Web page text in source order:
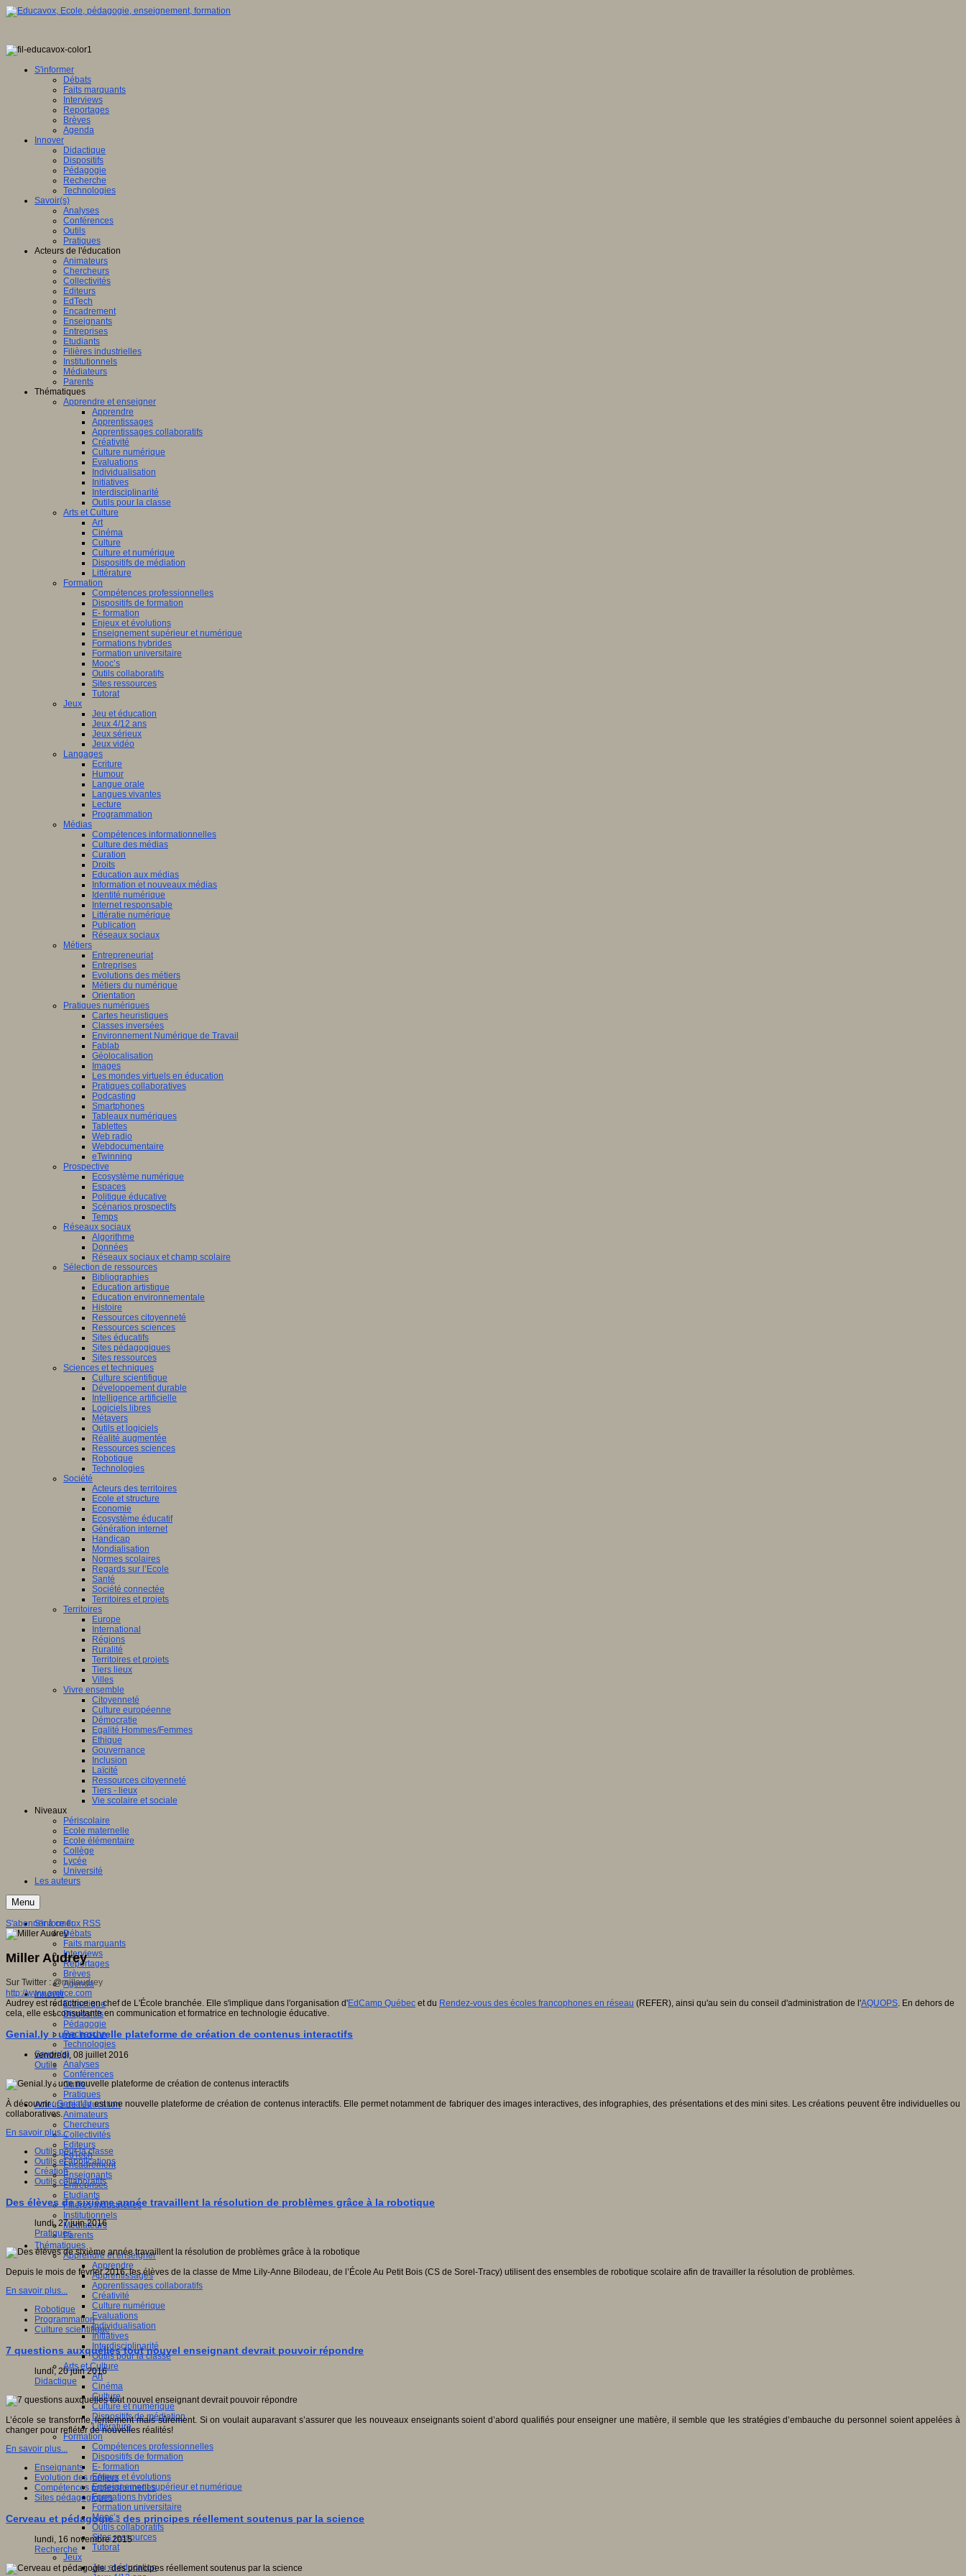
S'informer
Débats
Faits marquants
Interviews
Reportages
Brèves
Agenda
Innover
Didactique
Dispositifs
Pédagogie
Recherche
Technologies
Savoir(s)
Analyses
Conférences
Outils
Pratiques
Acteurs de l'éducation
Animateurs
Chercheurs
Collectivités
Editeurs
EdTech
Encadrement
Enseignants
Entreprises
Etudiants
Filières industrielles
Institutionnels
Médiateurs
Parents
Thématiques
Apprendre et enseigner
Apprendre
Apprentissages
Apprentissages collaboratifs
Créativité
Culture numérique
Evaluations
Individualisation
Initiatives
Interdisciplinarité
Outils pour la classe
Arts et Culture
Art
Cinéma
Culture
Culture et numérique
Dispositifs de médiation
Littérature
Formation
Compétences professionnelles
Dispositifs de formation
E- formation
Enjeux et évolutions
Enseignement supérieur et numérique
Formations hybrides
Formation universitaire
Mooc’s
Outils collaboratifs
Sites ressources
Tutorat
Jeux
Jeu et éducation
Jeux 4/12 ans
Jeux sérieux
Jeux vidéo
Langages
Ecriture
Humour
Langue orale
Langues vivantes
Lecture
Programmation
Médias
Compétences informationnelles
Culture des médias
Curation
Droits
Education aux médias
Information et nouveaux médias
Identité numérique
Internet responsable
Littératie numérique
Publication
Réseaux sociaux
Métiers
Entrepreneuriat
Entreprises
Evolutions des métiers
Métiers du numérique
Orientation
Pratiques numériques
Cartes heuristiques
Classes inversées
Environnement Numérique de Travail
Fablab
Géolocalisation
Images
Les mondes virtuels en éducation
Pratiques collaboratives
Podcasting
Smartphones
Tableaux numériques
Tablettes
Web radio
Webdocumentaire
eTwinning
Prospective
Ecosystème numérique
Espaces
Politique éducative
Scénarios prospectifs
Temps
Réseaux sociaux
Algorithme
Données
Réseaux sociaux et champ scolaire
Sélection de ressources
Bibliographies
Education artistique
Education environnementale
Histoire
Ressources citoyenneté
Ressources sciences
Sites éducatifs
Sites pédagogiques
Sites ressources
Sciences et techniques
Culture scientifique
Développement durable
Intelligence artificielle
Logiciels libres
Métavers
Outils et logiciels
Réalité augmentée
Ressources sciences
Robotique
Technologies
Société
Acteurs des territoires
Ecole et structure
Economie
Ecosystème éducatif
Génération internet
Handicap
Mondialisation
Normes scolaires
Regards sur l’Ecole
Santé
Société connectée
Territoires et projets
Territoires
Europe
International
Régions
Ruralité
Territoires et projets
Tiers lieux
Villes
Vivre ensemble
Citoyenneté
Culture européenne
Démocratie
Egalité Hommes/Femmes
Ethique
Gouvernance
Inclusion
Laïcité
Ressources citoyenneté
Tiers - lieux
Vie scolaire et sociale
Niveaux
Périscolaire
Ecole maternelle
Ecole élémentaire
Collège
Lycée
Université
Les auteurs
Menu
S'informer
Débats
Faits marquants
Interviews
Reportages
Brèves
Agenda
Innover
Didactique
Dispositifs
Pédagogie
Recherche
Technologies
Savoir(s)
Analyses
Conférences
Outils
Pratiques
Acteurs de l'éducation
Animateurs
Chercheurs
Collectivités
Editeurs
EdTech
Encadrement
Enseignants
Entreprises
Etudiants
Filières industrielles
Institutionnels
Médiateurs
Parents
Thématiques
Apprendre et enseigner
Apprendre
Apprentissages
Apprentissages collaboratifs
Créativité
Culture numérique
Evaluations
Individualisation
Initiatives
Interdisciplinarité
Outils pour la classe
Arts et Culture
Art
Cinéma
Culture
Culture et numérique
Dispositifs de médiation
Littérature
Formation
Compétences professionnelles
Dispositifs de formation
E- formation
Enjeux et évolutions
Enseignement supérieur et numérique
Formations hybrides
Formation universitaire
Mooc’s
Outils collaboratifs
Sites ressources
Tutorat
Jeux
Jeu et éducation
S'abonner à ce flux RSS
Miller Audrey
Sur Twitter : @millaudrey
http://www.amtice.com
Audrey est rédactrice en chef de L'École branchée. Elle s'implique dans l'organisation d'EdCamp Québec et du Rendez-vous des écoles francophones en réseau (REFER), ainsi qu'au sein du conseil d'administration de l'AQUOPS. En dehors de
cela, elle est consultante en communication et formatrice en technologie éducative.
Genial.ly : une nouvelle plateforme de création de contenus interactifs
vendredi, 08 juillet 2016
Outils
À découvrir :Genial.lyest une nouvelle plateforme de création de contenus interactifs. Elle permet notamment de fabriquer des images interactives, des infographies, des présentations et des mini sites. Les créations peuvent être individuelles ou
collaboratives.
En savoir plus...
Outils pour la classe
Outils et applications
Création
Outils collaboratifs
Des élèves de sixième année travaillent la résolution de problèmes grâce à la robotique
lundi, 27 juin 2016
Pratiques
Depuis le mois de février 2016, les élèves de la classe de Mme Lily-Anne Bilodeau, de l’École Au Petit Bois (CS de Sorel-Tracy) utilisent des ensembles de robotique scolaire afin de travailler la résolution de problèmes.
En savoir plus...
Robotique
Programmation
Culture scientifique
7 questions auxquelles tout nouvel enseignant devrait pouvoir répondre
lundi, 20 juin 2016
Didactique
L’école se transforme, lentement mais sûrement. Si on voulait auparavant s’assurer que les nouveaux enseignants soient d’abord qualifiés pour enseigner une matière, il semble que les stratégies d’embauche du personnel soient appelées à
changer pour refléter de nouvelles réalités!
En savoir plus...
Enseignants
Evolution des métiers
Compétences professionnelles
Sites pédagogiques
Cerveau et pédagogie : des principes réellement soutenus par la science
lundi, 16 novembre 2015
Recherche